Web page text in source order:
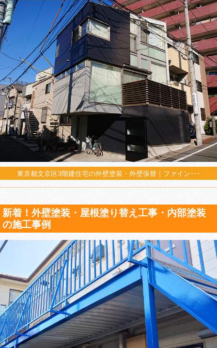
東京都文京区3階建住宅の外壁塗装・外壁張替｜ファイン･･･
新着！外壁塗装・屋根塗り替え工事・内部塗装
の施工事例